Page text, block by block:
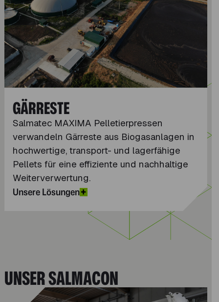
GÄRRESTE
Salmatec MAXIMA Pelletierpressen
verwandeln Gärreste aus Biogasanlagen in
hochwertige, transport- und lagerfähige
Pellets für eine effiziente und nachhaltige
Weiterverwertung.
Unsere Lösungen
UNSER SALMACON